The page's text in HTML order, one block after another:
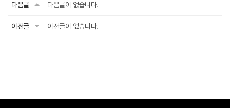
다음글 다음글이 없습니다.
이전글 이전글이 없습니다.